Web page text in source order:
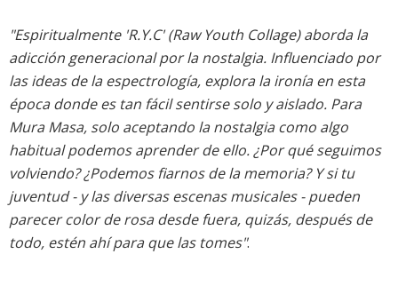
"Espiritualmente 'R.Y.C' (Raw Youth Collage) aborda la
adicción generacional por la nostalgia. Influenciado por
las ideas de la espectrología, explora la ironía en esta
época donde es tan fácil sentirse solo y aislado. Para
Mura Masa, solo aceptando la nostalgia como algo
habitual podemos aprender de ello. ¿Por qué seguimos
volviendo? ¿Podemos fiarnos de la memoria? Y si tu
juventud - y las diversas escenas musicales - pueden
parecer color de rosa desde fuera, quizás, después de
todo, estén ahí para que las tomes".